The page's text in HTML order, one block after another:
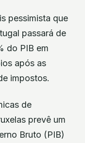
pessimista que
passará de
do PIB em
após as
impostos.
de
prevê um
Bruto (PIB)